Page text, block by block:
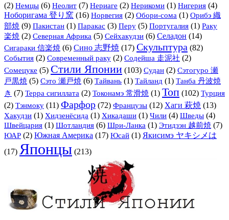
(2) Немцы (6) Неолит (7) Нериаге (2) Нерикоми (1) Нигерия (4)
Ноборигама 登り窯 (16) Норвегия (2) Обори-сома (1) Орибэ 織
部焼 (9) Пакистан (1) Паракас (3) Перу (5) Португалия (1) Раку
楽焼 (2) Северная Африка (5) Сейхакудзи (6) Селадон (14)
Сигараки 信楽焼 (6) Сино 志野焼 (17) Скульптура (82)
События (2) Современный раку (2) Содейша 走泥社 (2)
Сомецуке (5) Стили Японии (103) Судан (2) Сэтогуро 瀬
戸黒焼 (5) Сэто 瀬戸焼 (6) Тайвань (1) Тайланд (1) Танба 丹波焼
き (7) Терра сигиллата (2) Токонамэ 常滑焼 (1) Топ (102) Турция
(2) Тэнмоку (11) Фарфор (72) Французы (12) Хаги 萩焼 (13)
Хакудзи (1) Хидзенёсида (1) Хикадаши (1) Чили (4) Шведы (4)
Швейцария (1) Шотландия (6) Шри-Ланка (1) Этидзэн 越前焼 (7)
ЮАР (2) Южная Америка (17) Юсай (1) Якисимэ ヤキシメは
(17) Японцы (213)